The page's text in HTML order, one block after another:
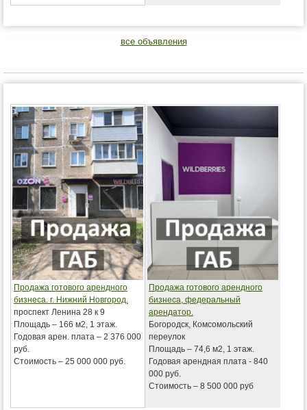
все объявления
Продажа готового арендного
бизнеса. г. Нижний Новгород.
проспект Ленина 28 к 9
Площадь – 166 м2, 1 этаж.
Годовая арен. плата – 2 376 000
руб.
Стоимость – 25 000 000 руб.
Продажа готового арендного
бизнеса, федеральный
арендатор.
Богородск, Комсомольский
переулок
Площадь – 74,6 м2, 1 этаж.
Годовая арендная плата - 840
000 руб.
Стоимость – 8 500 000 руб